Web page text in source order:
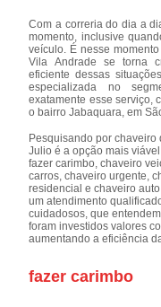
Com a correria do dia a
momento, inclusive
veículo. É nesse
Vila Andrade se torna
eficiente dessas
especializada no
exatamente esse serviço,
o bairro Jabaquara, em
Pesquisando por chaveiro
Julio é a opção mais
fazer carimbo, chaveiro
carros, chaveiro urgente,
residencial e chaveiro
um atendimento
cuidadosos, que
foram investidos valores
aumentando a eficiência
fazer carimbo